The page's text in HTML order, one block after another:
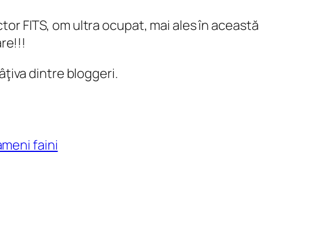
FITS, om ultra ocupat, mai ales în această
dintre bloggeri.
faini